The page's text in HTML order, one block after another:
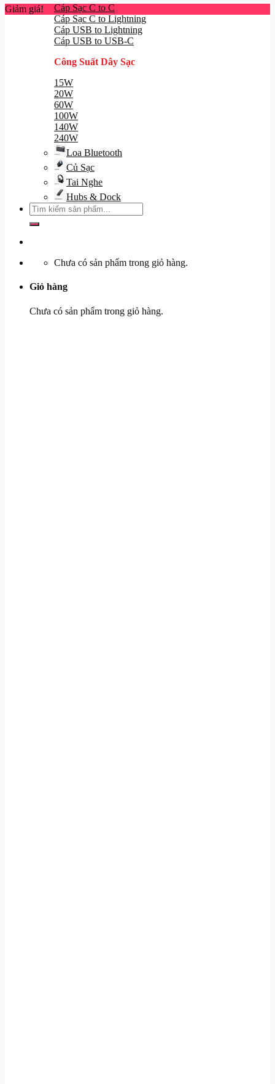
Cáp Sạc C to C
Cáp Sạc C to Lightning
Cáp USB to Lightning
Cáp USB to USB-C
Công Suất Dây Sạc
15W
20W
60W
100W
140W
240W
Loa Bluetooth
Củ Sạc
Tai Nghe
Hubs & Dock
Tìm
kiếm:
Chưa có sản phẩm trong giỏ hàng.
Giỏ hàng
Chưa có sản phẩm trong giỏ hàng.
Giảm giá!